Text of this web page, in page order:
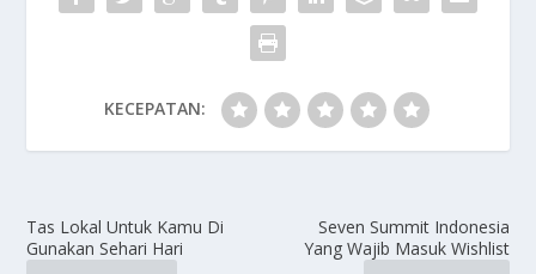
KECEPATAN:
Tas Lokal Untuk Kamu Di
Gunakan Sehari Hari
Seven Summit Indonesia
Yang Wajib Masuk Wishlist